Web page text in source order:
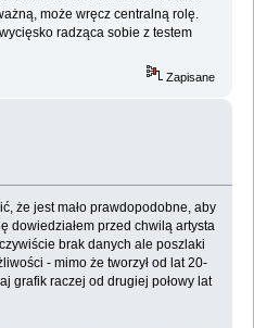
może wręcz centralną rolę.
radząca sobie z testem
Zapisane
że jest mało prawdopodobne, aby
dowiedziałem przed chwilą artysta
brak danych ale poszlaki
- mimo że tworzył od lat 20-
grafik raczej od drugiej połowy lat